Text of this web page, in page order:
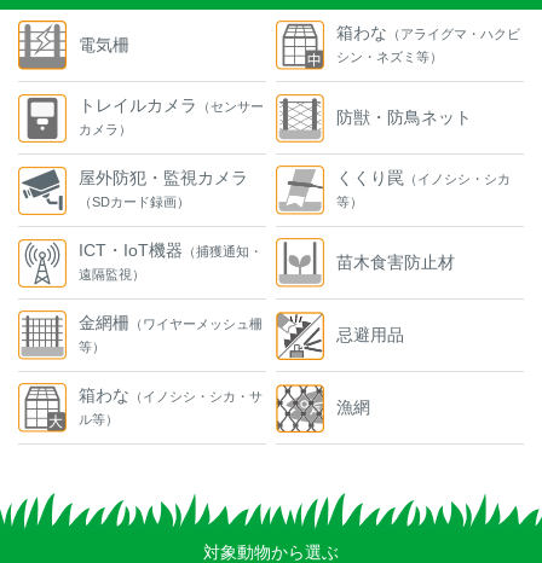
電気柵
トレイルカメラ
（センサー
カメラ）
屋外防犯・監視カメラ
（SDカード録画）
ICT・IoT機器 （捕獲通知・
遠隔監視）
金網柵 （ワイヤーメッシュ柵
等）
箱わな （イノシシ・シカ・サ
ル等）
箱わな （アライグマ・ハクビ
シン・ネズミ等）
防獣・防鳥ネット
くくり罠 （イノシシ・シカ
等）
苗木食害防止材
忌避用品
漁網
対象動物から選ぶ